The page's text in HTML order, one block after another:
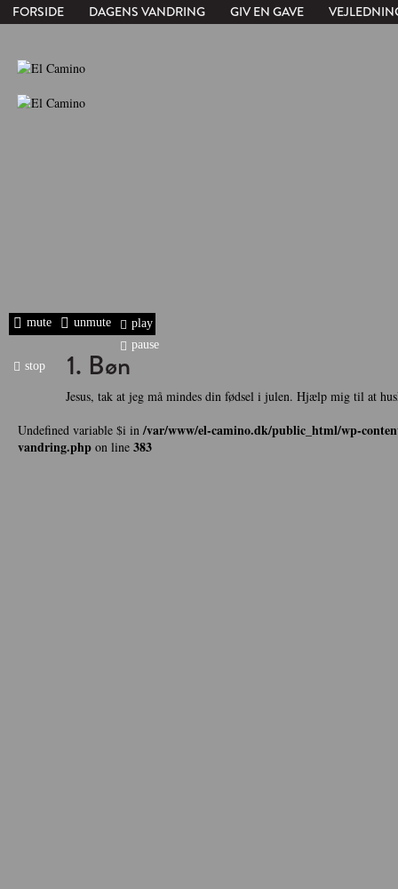
FORSIDE DAGENS VANDRING GIV EN GAVE
mute unmute
play
pause
stop
1. Bøn
Jesus, tak at jeg må mindes din fødsel i julen. Hjælp mig til at
Undefined variable $i in/var/www/el-camino.dk/public_html/wp-
vandring.phpon line 383